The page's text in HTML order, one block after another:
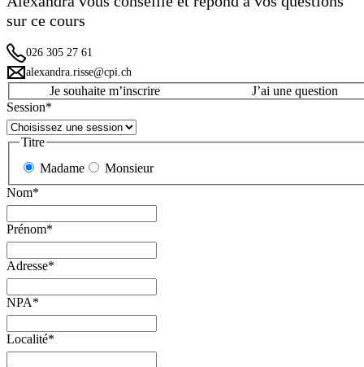
sur ce cours
026 305 27 61
alexandra.risse@cpi.ch
Je souhaite m’inscrire
J’ai une question
Session*
Titre
Madame
Monsieur
Nom*
Prénom*
Adresse*
NPA*
Localité*